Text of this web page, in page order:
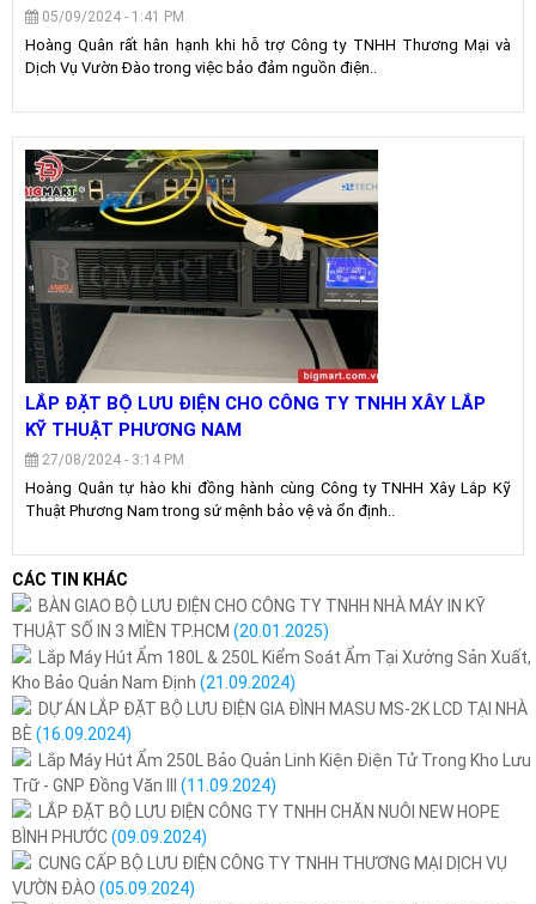
05/09/2024 - 1:41 PM
Hoàng Quân rất hân hạnh khi hỗ trợ Công ty TNHH Thương Mại và
Dịch Vụ Vườn Đào trong việc bảo đảm nguồn điện..
LẮP ĐẶT BỘ LƯU ĐIỆN CHO CÔNG TY TNHH XÂY LẮP
KỸ THUẬT PHƯƠNG NAM
27/08/2024 - 3:14 PM
Hoàng Quân tự hào khi đồng hành cùng Công ty TNHH Xây Lắp Kỹ
Thuật Phương Nam trong sứ mệnh bảo vệ và ổn định..
CÁC TIN KHÁC
BÀN GIAO BỘ LƯU ĐIỆN CHO CÔNG TY TNHH NHÀ MÁY IN KỸ
THUẬT SỐ IN 3 MIỀN TP.HCM (20.01.2025)
Lắp Máy Hút Ẩm 180L & 250L Kiểm Soát Ẩm Tại Xưởng Sản Xuất,
Kho Bảo Quản Nam Định (21.09.2024)
DỰ ÁN LẮP ĐẶT BỘ LƯU ĐIỆN GIA ĐÌNH MASU MS-2K LCD TẠI NHÀ
BÈ (16.09.2024)
Lắp Máy Hút Ẩm 250L Bảo Quản Linh Kiện Điện Tử Trong Kho Lưu
Trữ - GNP Đồng Văn III
(11.09.2024)
LẮP ĐẶT BỘ LƯU ĐIỆN CÔNG TY TNHH CHĂN NUÔI NEW HOPE
BÌNH PHƯỚC(09.09.2024)
CUNG CẤP BỘ LƯU ĐIỆN CÔNG TY TNHH THƯƠNG MẠI DỊCH VỤ
VƯỜN ĐÀO (05.09.2024)